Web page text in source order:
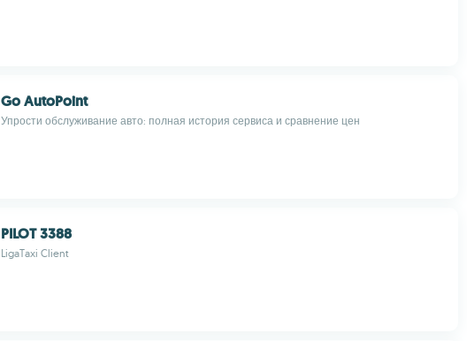
Go AutoPoint
Упрости обслуживание авто: полная история сервиса и сравнение цен
PILOT 3388
LigaTaxi Client